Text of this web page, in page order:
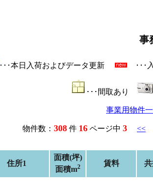
事
･･･本日入荷およびデータ更新 ･･･
･･･間取あり
事業用物件
物件数： 308 件 16 ページ中 3 <<
住所1
面積(坪)
面積m2 賃料